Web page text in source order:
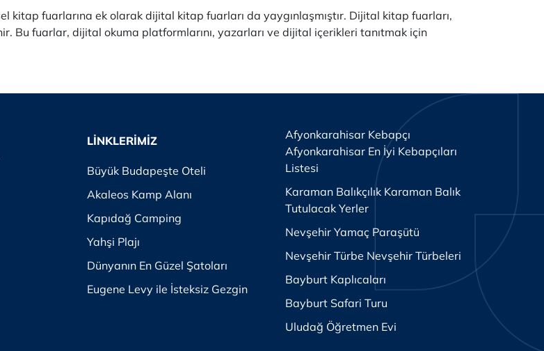
kitap fuarlarına ek olarak dijital kitap fuarları da yaygınlaşmıştır. Dijital kitap fuarları,
Bu fuarlar, dijital okuma platformlarını, yazarları ve dijital içerikleri tanıtmak için
LİNKLERİMİZ
Büyük Budapeşte Oteli
Akaleos Kamp Alanı
Kapıdağ Camping
Yahşi Plajı
Dünyanın En Güzel Şatoları
Eugene Levy ile İsteksiz Gezgin
Afyonkarahisar Kebapçı
Afyonkarahisar En İyi Kebapçıları
Listesi
Karaman Balıkçılık Karaman Balık
Tutulacak Yerler
Nevşehir Yamaç Paraşütü
Nevşehir Türbe Nevşehir Türbeleri
Bayburt Kaplıcaları
Bayburt Safari Turu
Uludağ Öğretmen Evi